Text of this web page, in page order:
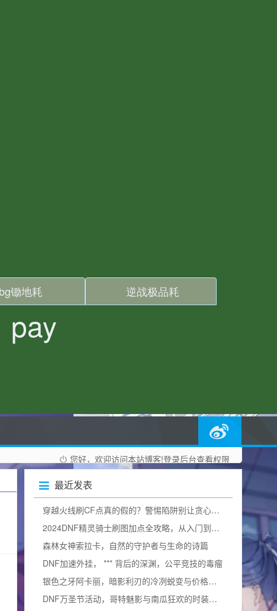
您好，欢迎访问本站博客!登录后台查看权限
最近发表
穿越火线刷CF点真的假的？警惕陷阱别让贪心毁掉游戏体验
2024DNF精灵骑士刷图加点全攻略，从入门到精通，打造一线输出（附加点图）
森林女神索拉卡，自然的守护者与生命的诗篇
DNF加速外挂， *** 背后的深渊，公平竞技的毒瘤
银色之牙阿卡丽，暗影利刃的冷冽蜕变与价格询问
DNF万圣节活动，哥特魅影与南瓜狂欢的时装奇幻碰撞